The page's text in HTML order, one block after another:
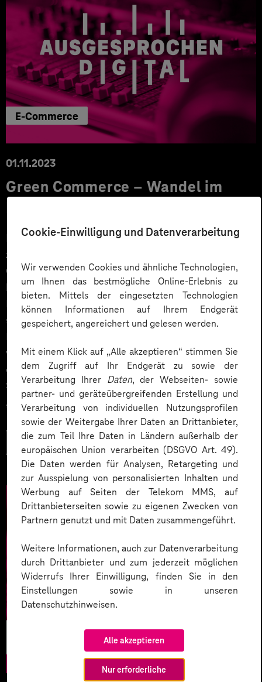
Cookie-Einwilligung und Datenverarbeitung
Wir verwenden Cookies und ähnliche Technologien,
um Ihnen das bestmögliche Online-Erlebnis zu
bieten. Mittels der eingesetzten Technologien
können Informationen auf Ihrem Endgerät
gespeichert, angereichert und gelesen werden.
Mit einem Klick auf „Alle akzeptieren“ stimmen Sie
dem Zugriff auf Ihr Endgerät zu sowie der
Verarbeitung Ihrer Daten, der Webseiten- sowie
partner- und geräteübergreifenden Erstellung und
Verarbeitung von individuellen Nutzungsprofilen
sowie der Weitergabe Ihrer Daten an Drittanbieter,
die zum Teil Ihre Daten in Ländern außerhalb der
europäischen Union verarbeiten (DSGVO Art. 49).
Die Daten werden für Analysen, Retargeting und
zur Ausspielung von personalisierten Inhalten und
Werbung auf Seiten der Telekom MMS, auf
Drittanbieterseiten sowie zu eigenen Zwecken von
Partnern genutzt und mit Daten zusammengeführt.
Weitere Informationen, auch zur Datenverarbeitung
durch Drittanbieter und zum jederzeit möglichen
Widerrufs Ihrer Einwilligung, finden Sie in den
Einstellungen sowie in unseren
Datenschutzhinweisen.
Alle akzeptieren
Nur erforderliche
E-Commerce
01.11.2023
Green Commerce – Wandel im
Handel digital unterstützen
Nachhaltigkeit und Handel – passt das überhaupt
zusammen? Gesetzliche Vorgaben von der EU, wie der
Green Deal, wurden dazu bereits verabschiedet und
beinhalten auch Richtlinien zur Kreislaufwirtschaft im
Handel. Dem gegenüber steht die Realität: Eine
steigende Nachfrage nach billig hergestellten
Produkten, wachsender Verpackungsmüll und immer
wieder Missachtungen von Menschenrechten entlang
globaler Lieferketten. Um dieses kontroverse
Spannungsfeld geht es in der aktuellen Podcast-Folge
„Ausgesprochen digital“.
Mehr lesen